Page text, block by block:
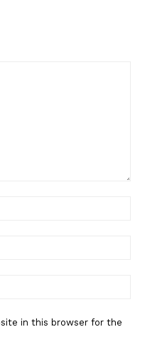
in this browser for the